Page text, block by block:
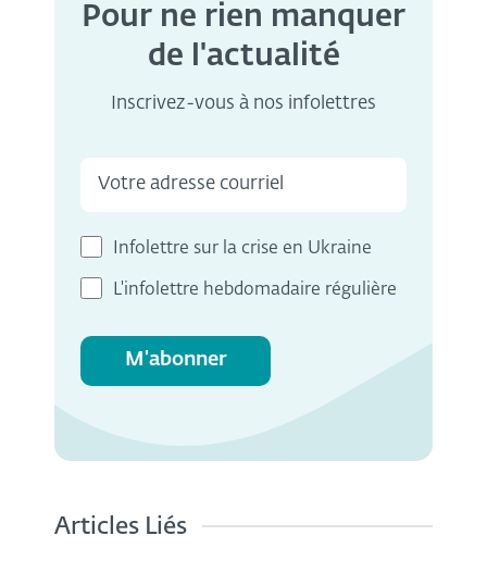
Pour ne rien manquer
de l'actualité
Inscrivez-vous à nos infolettres
Infolettre sur la crise en Ukraine
L'infolettre hebdomadaire régulière
M'abonner
Articles Liés